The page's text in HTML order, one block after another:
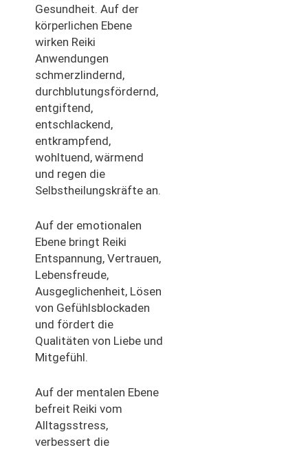
Gesundheit. Auf der
körperlichen Ebene
wirken Reiki
Anwendungen
schmerzlindernd,
durchblutungsfördernd,
entgiftend,
entschlackend,
entkrampfend,
wohltuend, wärmend
und regen die
Selbstheilungskräfte an.
Auf der emotionalen
Ebene bringt Reiki
Entspannung, Vertrauen,
Lebensfreude,
Ausgeglichenheit, Lösen
von Gefühlsblockaden
und fördert die
Qualitäten von Liebe und
Mitgefühl.
Auf der mentalen Ebene
befreit Reiki vom
Alltagsstress,
verbessert die